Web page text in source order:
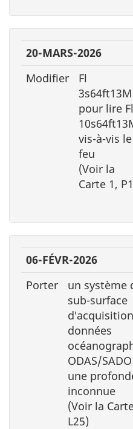
20-MARS-2026
Modifier
Fl
3s64ft13M
pour lire Fl
vis-à-vis le
feu
(Voir la
Carte 1,
06-FÉVR-2026
Porter
un système
sub-surface
données
ODAS/
une
inconnue
(Voir la
L25)